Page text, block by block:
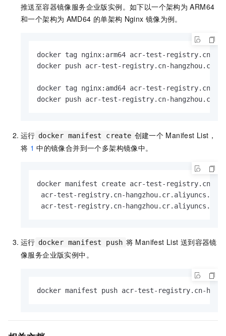
推送至容器镜像服务企业版实例。如下以一个架构为 ARM64
和一个架构为 AMD64 的单架构 Nginx 镜像为例。
docker tag nginx:arm64 acr-test-registry.cn-
docker push acr-test-registry.cn-
docker tag nginx:amd64 acr-test-registry.cn-
docker push acr-test-registry.cn-
运行 docker manifest create 创建一个 Manifest List，
将 1 中的镜像合并到一个多架构镜像中。
docker manifest create acr-test-registry.cn-
acr-test-registry.cn-
acr-test-registry.cn-
运行 docker manifest push 将 Manifest List 送到容器镜
像服务企业版实例中。
docker manifest push acr-test-registry.cn-